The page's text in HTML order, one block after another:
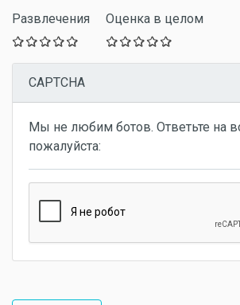
Развлечения Оценка в целом
CAPTCHA
Мы не любим ботов. Ответьте на
пожалуйста: